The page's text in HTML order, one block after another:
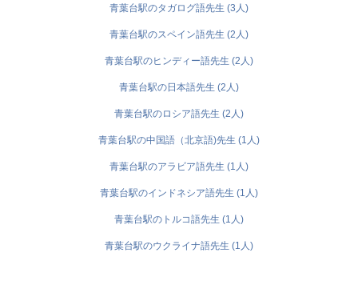
青葉台駅のタガログ語先生 (3人)
青葉台駅のスペイン語先生 (2人)
青葉台駅のヒンディー語先生 (2人)
青葉台駅の日本語先生 (2人)
青葉台駅のロシア語先生 (2人)
青葉台駅の中国語（北京語)先生 (1人)
青葉台駅のアラビア語先生 (1人)
青葉台駅のインドネシア語先生 (1人)
青葉台駅のトルコ語先生 (1人)
青葉台駅のウクライナ語先生 (1人)